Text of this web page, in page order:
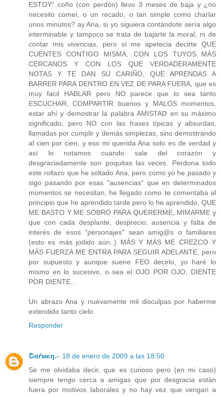
ESTOY" coño (con perdón) llevo 3 meses de baja y ¿no
necesito comer, o un recado, o tan simple como charlar
unos minutos? ay Ana, si yo siguiera contándote sería algo
interminable y tampoco se trata de bajarte la moral, ni de
contar mis vivencias, pero sí me apetecia decirte QUE
CUENTES CONTIGO MISMA, CON LOS TUYOS MÁS
CERCANOS Y CON LOS QUE VERDADERAMENTE
NOTAS Y TE DAN SU CARIÑO, QUE APRENDAS A
BARRER PARA DENTRO EN VEZ DE PARA FUERA, que es
muy facil HABLAR pero NO parece que lo sea tanto
ESCUCHAR, COMPARTIR buenos y MALOS momentos,
estar ahí y demostrar la palabra AMISTAD en su máximo
significado, pero NO con las frases típicas y absurdas,
llamadas por cumplir y demás simplezas, sino demostrando
al cien por cien, y eso mi querida Ana solo es de verdad y
así lo notamos cuando sale del corazón y
desgraciadamente son poquitas las veces. Perdona todo
este rollazo que he soltado Ana, pero como yo he pasado y
sigo pasando por esas "ausencias" que en determinados
momentos se necesitan, he llegado como te comentaba al
principio que he aprendido tarde pero lo he aprendido, QUE
ME BASTO Y ME SOBRO PARA QUERERME, MIMARME y
que con cada desplante, desprecio, ausencia y falta de
interés de esos "personajes" sean amig@s o familiares
(esto es más jodido aún..) MÁS Y MÁS ME CREZCO Y
MÁS FUERZA ME ENTRA PARA SEGUIR ADELANTE, pero
por supuesto y aunque suene FEO decirlo, yo haré lo
mismo en lo sucesivo, o sea el OJO POR OJO, DIENTE
POR DIENTE..
Un abrazo Ana y nuevamente mil disculpas por haberme
extendido tanto cielo.
Responder
Շαґмєŋ.- 18 de enero de 2009 a las 18:50
Se me olvidaba decir, que es curioso pero (en mi caso)
siempre tengo cerca a amigas que por desgracia están
fuera por motivos laborales y no hay vez que vengan a